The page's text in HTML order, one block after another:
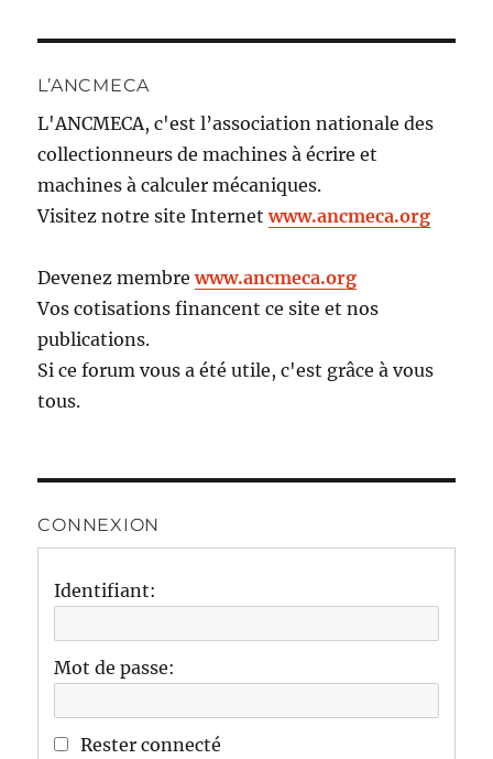
L’ANCMECA
L'ANCMECA, c'est l’association nationale des
collectionneurs de machines à écrire et
machines à calculer mécaniques.
Visitez notre site Internetwww.ancmeca.org
Devenez membrewww.ancmeca.org
Vos cotisations financent ce site et nos
publications.
Si ce forum vous a été utile, c'est grâce à vous
tous.
CONNEXION
Identifiant:
Mot de passe:
Rester connecté